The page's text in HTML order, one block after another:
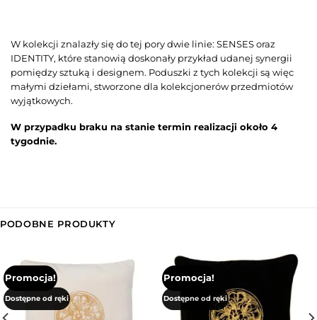
W kolekcji znalazły się do tej pory dwie linie: SENSES oraz
IDENTITY, które stanowią doskonały przykład udanej synergii
pomiędzy sztuką i designem. Poduszki z tych kolekcji są więc
małymi dziełami, stworzone dla kolekcjonerów przedmiotów
wyjątkowych.
W przypadku braku na stanie termin realizacji około 4
tygodnie.
PODOBNE PRODUKTY
Promocja!
Dostępne od ręki
Promocja!
Dostępne od ręki